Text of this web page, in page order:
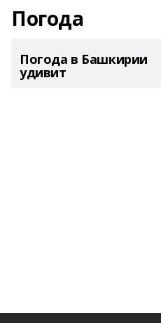
Погода
Погода в Башкирии
удивит